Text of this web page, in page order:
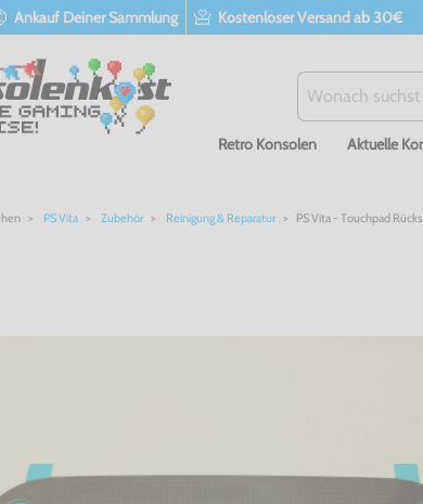
Ankauf Deiner Sammlung Kostenloser Versand ab 30€
Retro Konsolen Aktuelle
PS Vita Zubehör Reinigung & Reparatur PS Vita - Touchpad